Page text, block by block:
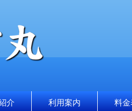
介 利用案内 料金